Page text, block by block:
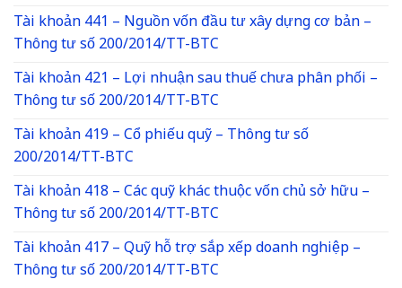
Tài khoản 441 – Nguồn vốn đầu tư xây dựng cơ bản –
Thông tư số 200/2014/TT-BTC
Tài khoản 421 – Lợi nhuận sau thuế chưa phân phối –
Thông tư số 200/2014/TT-BTC
Tài khoản 419 – Cổ phiếu quỹ – Thông tư số
200/2014/TT-BTC
Tài khoản 418 – Các quỹ khác thuộc vốn chủ sở hữu –
Thông tư số 200/2014/TT-BTC
Tài khoản 417 – Quỹ hỗ trợ sắp xếp doanh nghiệp –
Thông tư số 200/2014/TT-BTC